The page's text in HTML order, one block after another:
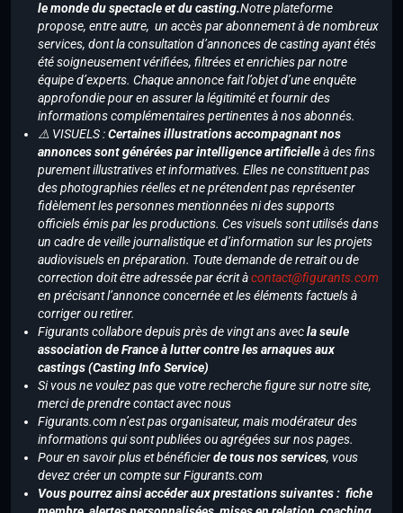
le monde du spectacle et du casting.Notre plateforme
propose, entre autre, un accès par abonnement à de nombreux
services, dont la consultation d’annonces de casting ayant étés
été soigneusement vérifiées, filtrées et enrichies par notre
équipe d’experts. Chaque annonce fait l’objet d’une enquête
approfondie pour en assurer la légitimité et fournir des
informations complémentaires pertinentes à nos abonnés.
⚠️ VISUELS :Certaines illustrations accompagnant nos
annonces sont générées par intelligence artificielleà des fins
purement illustratives et informatives. Elles ne constituent pas
des photographies réelles et ne prétendent pas représenter
fidèlement les personnes mentionnées ni des supports
officiels émis par les productions. Ces visuels sont utilisés dans
un cadre de veille journalistique et d’information sur les projets
audiovisuels en préparation. Toute demande de retrait ou de
correction doit être adressée par écrit àcontact@figurants.com
en précisant l’annonce concernée et les éléments factuels à
corriger ou retirer.
Figurants collabore depuis près de vingt ans avecla seule
association de France à lutter contre les arnaques aux
castings (Casting Info Service)
Si vous ne voulez pas que votre recherche figure sur notre site,
merci de prendre contact avec nous
Figurants.com n’est pas organisateur, mais modérateur des
informations qui sont publiées ou agrégées sur nos pages.
Pour en savoir plus et bénéficierde tous nos services, vous
devez créer un compte sur Figurants.com
Vous pourrez ainsi accéder aux prestations suivantes : fiche